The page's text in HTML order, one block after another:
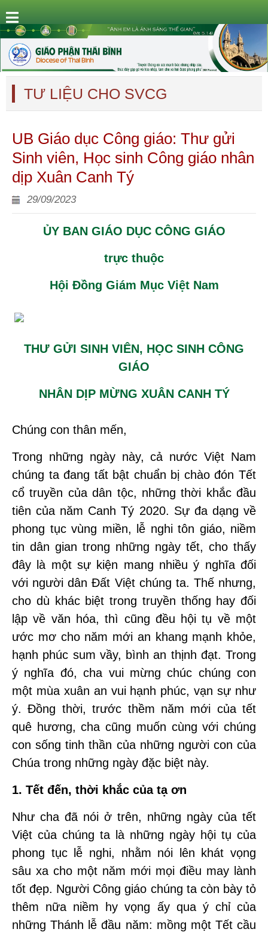
TƯ LIỆU CHO SVCG
UB Giáo dục Công giáo: Thư gửi
Sinh viên, Học sinh Công giáo nhân
dịp Xuân Canh Tý
29/09/2023
ỦY BAN GIÁO DỤC CÔNG GIÁO
trực thuộc
Hội Đồng Giám Mục Việt Nam
THƯ GỬI SINH VIÊN, HỌC SINH CÔNG
GIÁO
NHÂN DỊP MỪNG XUÂN CANH TÝ
Chúng con thân mến,
Trong những ngày này, cả nước Việt Nam
chúng ta đang tất bật chuẩn bị chào đón Tết
cổ truyền của dân tộc, những thời khắc đầu
tiên của năm Canh Tý 2020. Sự đa dạng về
phong tục vùng miền, lễ nghi tôn giáo, niềm
tin dân gian trong những ngày tết, cho thấy
đây là một sự kiện mang nhiều ý nghĩa đối
với người dân Đất Việt chúng ta. Thế nhưng,
cho dù khác biệt trong truyền thống hay đối
lập về văn hóa, thì cũng đều hội tụ về một
ước mơ cho năm mới an khang mạnh khỏe,
hạnh phúc sum vầy, bình an thịnh đạt. Trong
ý nghĩa đó, cha vui mừng chúc chúng con
một mùa xuân an vui hạnh phúc, vạn sự như
ý. Đồng thời, trước thềm năm mới của tết
quê hương, cha cũng muốn cùng với chúng
con sống tinh thần của những người con của
Chúa trong những ngày đặc biệt này.
1. Tết đến, thời khắc của tạ ơn
Như cha đã nói ở trên, những ngày của tết
Việt của chúng ta là những ngày hội tụ của
phong tục lễ nghi, nhằm nói lên khát vọng
sâu xa cho một năm mới mọi điều may lành
tốt đẹp. Người Công giáo chúng ta còn bày tỏ
thêm nữa niềm hy vọng ấy qua ý chỉ của
những Thánh lễ đầu năm: mồng một Tết cầu